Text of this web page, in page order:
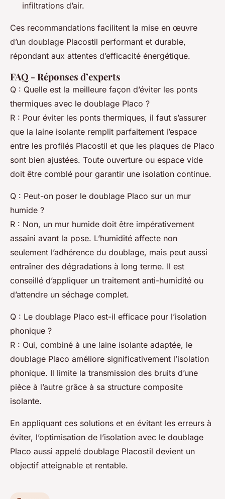
infiltrations d’air.
Ces recommandations facilitent la mise en œuvre
d’un doublage Placostil performant et durable,
répondant aux attentes d’efficacité énergétique.
FAQ - Réponses d’experts
Q : Quelle est la meilleure façon d’éviter les ponts
thermiques avec le doublage Placo ?
R : Pour éviter les ponts thermiques, il faut s’assurer
que la laine isolante remplit parfaitement l’espace
entre les profilés Placostil et que les plaques de Placo
sont bien ajustées. Toute ouverture ou espace vide
doit être comblé pour garantir une isolation continue.
Q : Peut-on poser le doublage Placo sur un mur
humide ?
R : Non, un mur humide doit être impérativement
assaini avant la pose. L’humidité affecte non
seulement l’adhérence du doublage, mais peut aussi
entraîner des dégradations à long terme. Il est
conseillé d’appliquer un traitement anti-humidité ou
d’attendre un séchage complet.
Q : Le doublage Placo est-il efficace pour l’isolation
phonique ?
R : Oui, combiné à une laine isolante adaptée, le
doublage Placo améliore significativement l’isolation
phonique. Il limite la transmission des bruits d’une
pièce à l’autre grâce à sa structure composite
isolante.
En appliquant ces solutions et en évitant les erreurs à
éviter, l’optimisation de l’isolation avec le doublage
Placo aussi appelé doublage Placostil devient un
objectif atteignable et rentable.